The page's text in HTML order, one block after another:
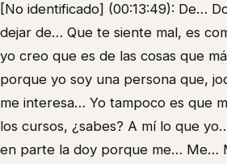
[No identificado] (00:13:49): De…
dejar de… Que te siente mal, es
yo creo que es de las cosas que
porque yo soy una persona que,
me interesa… Yo tampoco es que
los cursos, ¿sabes? A mí lo que
en parte la doy porque me… Me…